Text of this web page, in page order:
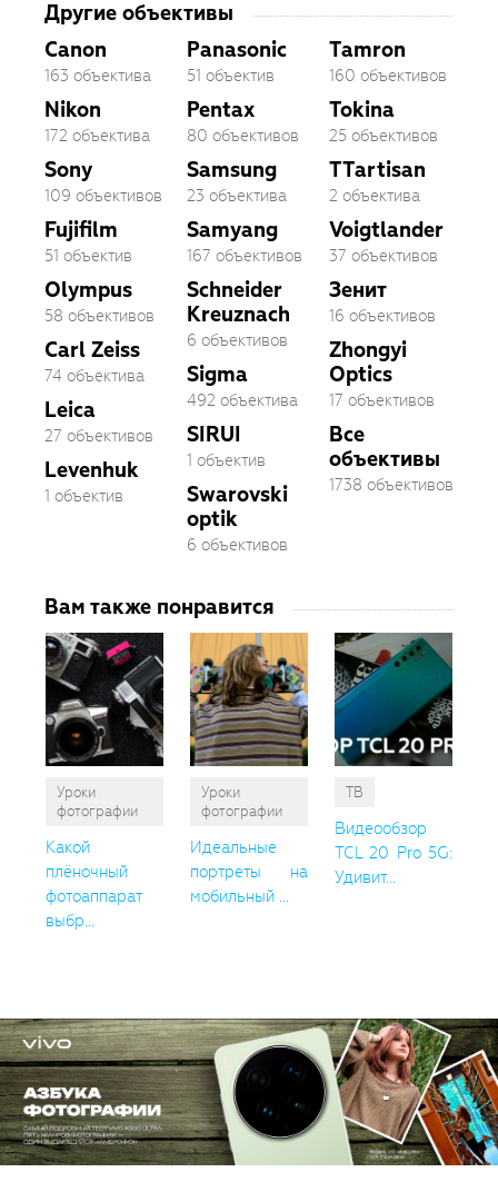
Другие объективы
Canon
163 объектива
Nikon
172 объектива
Sony
109 объективов
Fujifilm
51 объектив
Olympus
58 объективов
Carl Zeiss
74 объектива
Leica
27 объективов
Levenhuk
1 объектив
Panasonic
51 объектив
Pentax
80 объективов
Samsung
23 объектива
Samyang
167 объективов
Schneider
Kreuznach
6 объективов
Sigma
492 объектива
SIRUI
1 объектив
Swarovski
optik
6 объективов
Tamron
160 объективов
Tokina
25 объективов
TTartisan
2 объектива
Voigtlander
37 объективов
Зенит
16 объективов
Zhongyi
Optics
17 объективов
Все
объективы
1738 объективов
Вам также понравится
Уроки
фотографии
Какой
плёночный
фотоаппарат
выбр...
Уроки
фотографии
Идеальные
портреты на
мобильный ...
ТВ
Видеообзор
TCL 20 Pro 5G:
Удивит...